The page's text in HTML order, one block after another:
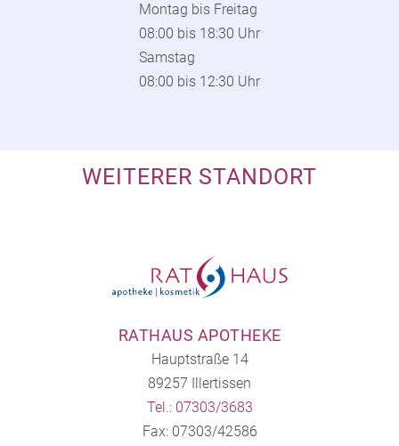
Montag bis Freitag
08:00 bis 18:30 Uhr
Samstag
08:00 bis 12:30 Uhr
WEITERER STANDORT
RATHAUS APOTHEKE
Hauptstraße 14
89257 Illertissen
Tel.: 07303/3683
Fax: 07303/42586